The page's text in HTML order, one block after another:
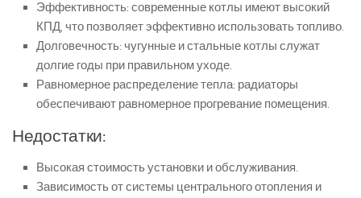
Эффективность: современные котлы имеют высокий
КПД, что позволяет эффективно использовать топливо.
Долговечность: чугунные и стальные котлы служат
долгие годы при правильном уходе.
Равномерное распределение тепла: радиаторы
обеспечивают равномерное прогревание помещения.
Недостатки:
Высокая стоимость установки и обслуживания.
Зависимость от системы центрального отопления и